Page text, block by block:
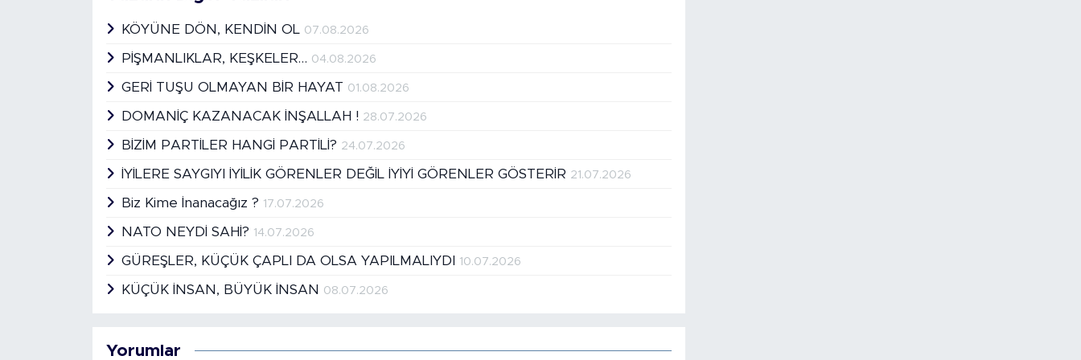
KÖYÜNE DÖN, KENDİN OL 07.08.2026
PİŞMANLIKLAR, KEŞKELER… 04.08.2026
GERİ TUŞU OLMAYAN BİR HAYAT 01.08.2026
DOMANİÇ KAZANACAK İNŞALLAH ! 28.07.2026
BİZİM PARTİLER HANGİ PARTİLİ? 24.07.2026
İYİLERE SAYGIYI İYİLİK GÖRENLER DEĞİL İYİYİ GÖRENLER GÖSTERİR 21.07.2026
Biz Kime İnanacağız ? 17.07.2026
NATO NEYDİ SAHİ? 14.07.2026
GÜREŞLER, KÜÇÜK ÇAPLI DA OLSA YAPILMALIYDI 10.07.2026
KÜÇÜK İNSAN, BÜYÜK İNSAN 08.07.2026
Yorumlar